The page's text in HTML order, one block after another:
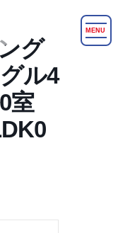
MENU
グ
ル4
室